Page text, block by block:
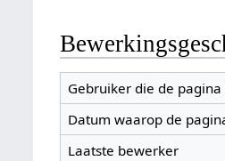
Gebruiker die de
Datum waarop de
Laatste bewerker